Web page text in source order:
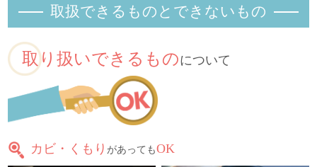
取扱できるものとできないもの
取り扱いできるものについて
カビ・くもり があってもOK